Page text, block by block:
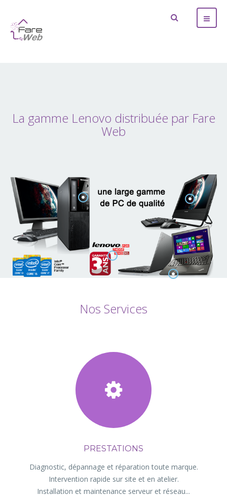
La gamme Lenovo distribuée par Fare
Web
Nos Services
PRESTATIONS
Diagnostic, dépannage et réparation toute marque.
Intervention rapide sur site et en atelier.
Installation et maintenance serveur et réseau...